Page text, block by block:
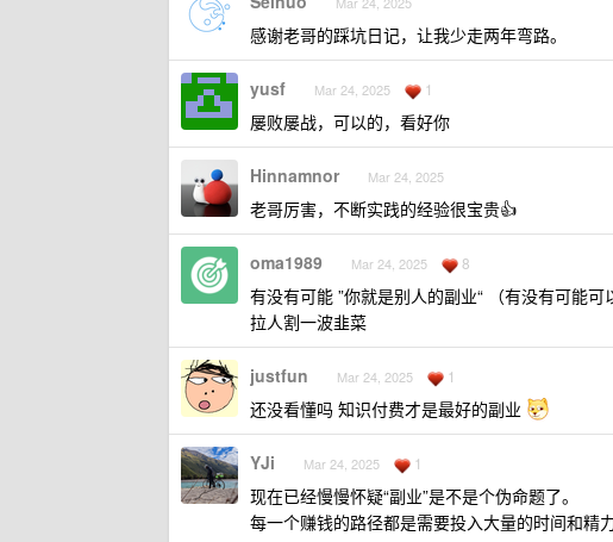
感谢老哥的踩坑日记，让我少走两年弯路。
yusf Mar 24, 2025 1
屡败屡战，可以的，看好你
Hinnamnor Mar 24, 2025
老哥厉害，不断实践的经验很宝贵👍
oma1989 Mar 24, 2025 8
有没有可能 ”你就是别人的副业“ （有没有可能
拉人割一波韭菜
justfun Mar 24, 2025 1
还没看懂吗 知识付费才是最好的副业
YJi Mar 24, 2025 1
现在已经慢慢怀疑“副业”是不是个伪命题了。
每一个赚钱的路径都是需要投入大量的时间和精